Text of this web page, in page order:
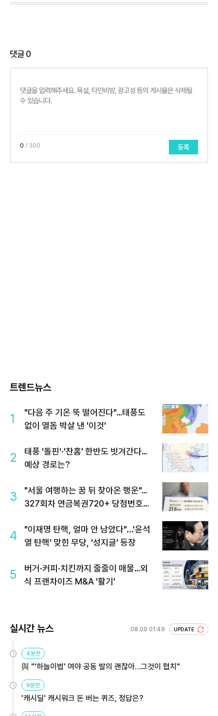
댓글0
0 / 300 등록
트렌드뉴스
1
"다음 주 기온 뚝 떨어진다"…태풍도
없이 열돔 박살 낸 '이것'
2
태풍 '돌핀'·'찬홈' 한반도 빗겨간다…
예상 경로는?
3
"서울 여행하는 꿈 뒤 찾아온 행운"…
327회차 연금복권720+ 당첨번호조
4
"이재명 탄핵, 얼마 안 남았다"...'윤석
열 탄핵' 맞힌 무당, '성지글' 등장
5
버거·커피·치킨까지 줄줄이 매물…외
식 프랜차이즈 M&A '활기'
실시간 뉴스 08.09 01:49 UPDATE
4분전
與 "'하늘이법' 여야 공동 발의 괜찮아…그것이 협치"
9분전
'캐시딜' 캐시워크 돈 버는 퀴즈, 정답은?